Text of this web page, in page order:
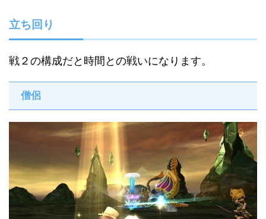
立ち回り
戦２の構成だと時間との戦いになります。
僧侶